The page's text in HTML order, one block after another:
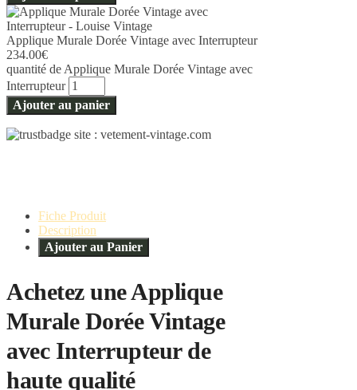
Applique Murale Dorée Vintage avec Interrupteur
234.00€
quantité de Applique Murale Dorée Vintage avec
Interrupteur
Ajouter au panier
Fiche Produit
Description
Ajouter au Panier
Achetez une Applique
Murale Dorée Vintage
avec Interrupteur de
haute qualité